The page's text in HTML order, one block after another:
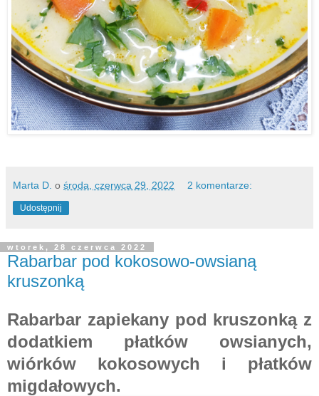
Marta D. o środa, czerwca 29, 2022 2 komentarze:
Udostępnij
wtorek, 28 czerwca 2022
Rabarbar pod kokosowo-owsianą
kruszonką
Rabarbar zapiekany pod kruszonką z
dodatkiem płatków owsianych,
wiórków kokosowych i płatków
migdałowych.